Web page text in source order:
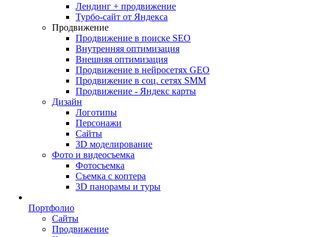
Лендинг + продвижение
Турбо-сайт от Яндекса
Продвижение
Продвижение в поиске SEO
Внутренняя оптимизация
Внешняя оптимизация
Продвижение в нейросетях GEO
Продвижение в соц. сетях SMM
Продвижение - Яндекс карты
Дизайн
Логотипы
Персонажи
Сайты
3D моделирование
Фото и видеосъемка
Фотосъемка
Съемка с коптера
3D панорамы и туры
Портфолио
Сайты
Продвижение